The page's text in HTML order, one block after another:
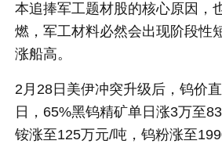
本追捧军工题材股的核心原因，
燃，军工材料必然会出现阶段性
涨船高。
2月28日美伊冲突升级后，钨价
日，65%黑钨精矿单日涨3万至
铵涨至125万元/吨，钨粉涨至